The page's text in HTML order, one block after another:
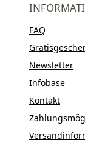
FAQ
Newsletter
Infobase
Kontakt